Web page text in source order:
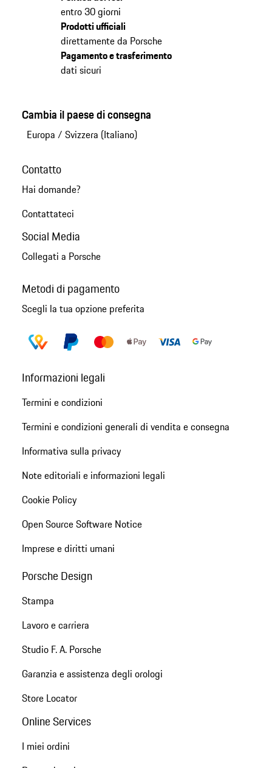
entro 30 giorni
Prodotti ufficiali
direttamente da Porsche
Pagamento e trasferimento
dati sicuri
Cambia il paese di consegna
Europa / Svizzera (Italiano)
Contatto
Hai domande?
Contattateci
Social Media
Collegati a Porsche
Metodi di pagamento
Scegli la tua opzione preferita
Informazioni legali
Termini e condizioni
Termini e condizioni generali di vendita e consegna
Informativa sulla privacy
Note editoriali e informazioni legali
Cookie Policy
Open Source Software Notice
Imprese e diritti umani
Porsche Design
Stampa
Lavoro e carriera
Studio F. A. Porsche
Garanzia e assistenza degli orologi
Store Locator
Online Services
I miei ordini